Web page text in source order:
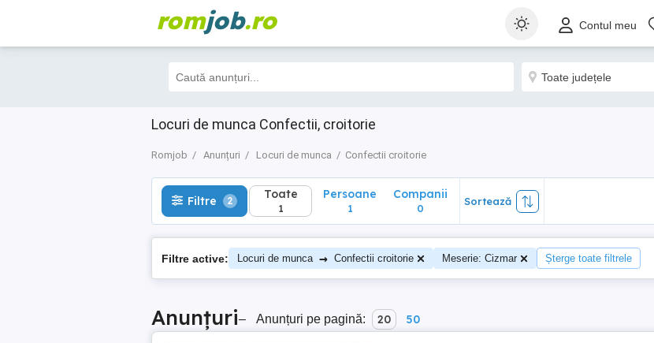
romjob.ro Contul meu
Locuri de munca Confectii, croitorie
Romjob Anunțuri Locuri de munca Confectii croitorie
Filtre 2 Toate
1
Filtre 2 Toate
1
Persoane
1
Companii
0
Sortează
Filtre active: Locuri de munca → Confectii croitorie Meserie: Cizmar Șterge toate filtrele
Anunțuri– Anunțuri pe pagină: 20 50